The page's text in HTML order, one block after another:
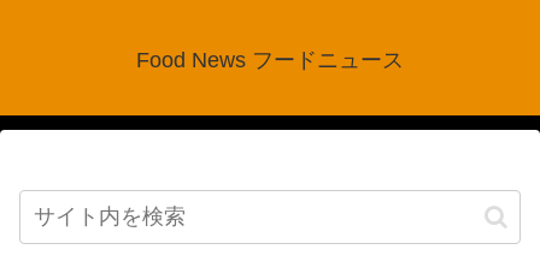
Food News フードニュース